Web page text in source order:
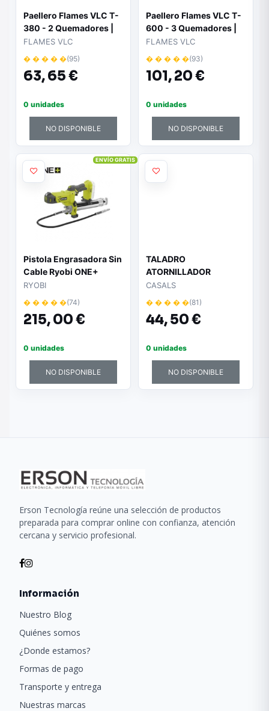
Paellero Flames VLC T-
380 - 2 Quemadores |
Diámetro 38cm | Acero
FLAMES VLC
� � � � �(95)
63,65 €
0 unidades
NO DISPONIBLE
Paellero Flames VLC T-
600 - 3 Quemadores |
Diámetro 60cm | Acero
FLAMES VLC
� � � � �(93)
101,20 €
0 unidades
NO DISPONIBLE
Pistola Engrasadora Sin
Cable Ryobi ONE+
R18GG-0/ 18V/ Sin
Batería ni Cargador
RYOBI
� � � � �(74)
215,00 €
0 unidades
NO DISPONIBLE
ENVÍO GRATIS
TALADRO
ATORNILLADOR
CASALS VBLI12 - 0-
750RPM - REVERSIBLE -
PORTABROCAS
AUTOMÁTICO 10MM -
12V/1.3AH
CASALS
� � � � �(81)
44,50 €
0 unidades
NO DISPONIBLE
Erson Tecnología reúne una selección de productos
preparada para comprar online con confianza, atención
cercana y servicio profesional.
Información
Nuestro Blog
Quiénes somos
¿Donde estamos?
Formas de pago
Transporte y entrega
Nuestras marcas